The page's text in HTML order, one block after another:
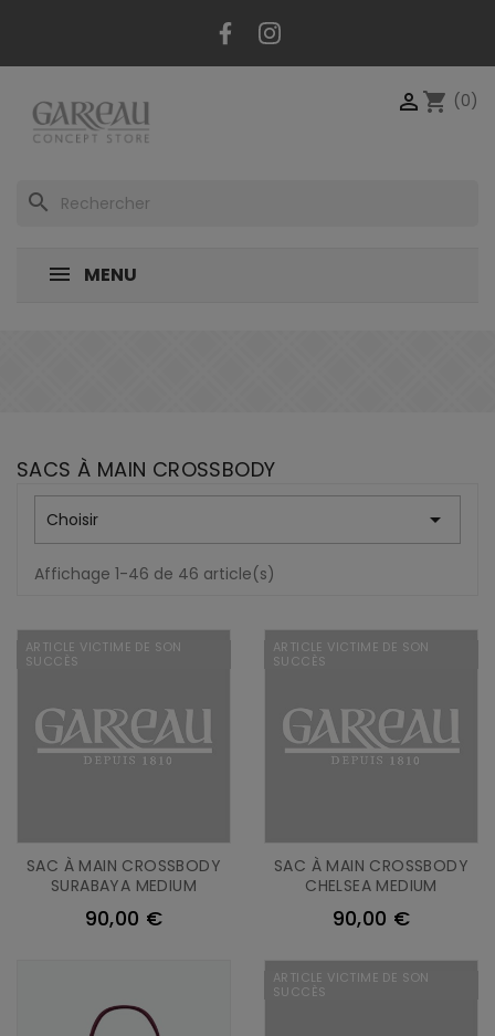
Facebook
shopping_cart (0)

search
MENU
SACS À MAIN CROSSBODY
Choisir 
Affichage 1-46 de 46 article(s)
SAC À MAIN CROSSBODY
SURABAYA MEDIUM
90,00 €
ARTICLE VICTIME DE SON
SUCCÈS
SAC À MAIN CROSSBODY
CHELSEA MEDIUM
90,00 €
ARTICLE VICTIME DE SON
SUCCÈS
ARTICLE VICTIME DE SON
SUCCÈS